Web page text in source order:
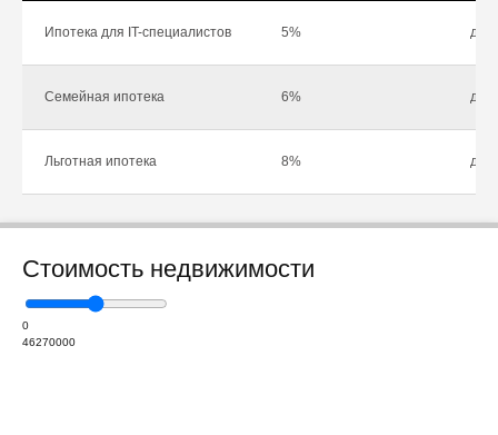
Ипотека для IT-специалистов 5% до
Семейная ипотека 6% до
Льготная ипотека 8% до
Стоимость недвижимости
0
46270000